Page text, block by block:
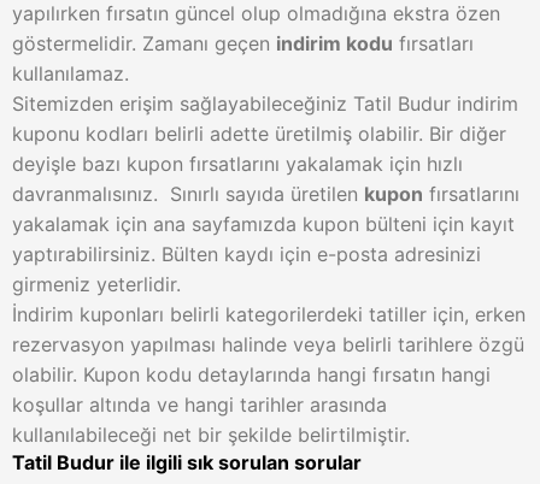
yapılırken fırsatın güncel olup olmadığına ekstra özen
göstermelidir. Zamanı geçen indirim kodu fırsatları
kullanılamaz.
Sitemizden erişim sağlayabileceğiniz Tatil Budur indirim
kuponu kodları belirli adette üretilmiş olabilir. Bir diğer
deyişle bazı kupon fırsatlarını yakalamak için hızlı
davranmalısınız. Sınırlı sayıda üretilen kupon fırsatlarını
yakalamak için ana sayfamızda kupon bülteni için kayıt
yaptırabilirsiniz. Bülten kaydı için e-posta adresinizi
girmeniz yeterlidir.
İndirim kuponları belirli kategorilerdeki tatiller için, erken
rezervasyon yapılması halinde veya belirli tarihlere özgü
olabilir. Kupon kodu detaylarında hangi fırsatın hangi
koşullar altında ve hangi tarihler arasında
kullanılabileceği net bir şekilde belirtilmiştir.
Tatil Budur ile ilgili sık sorulan sorular